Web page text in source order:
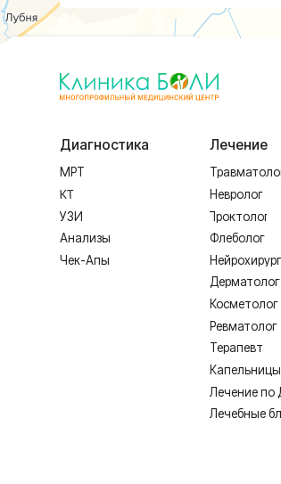
ИМЕЮТСЯ
Лицензия Л041-01128-67/00331765 от
Диагностика
МРТ
УЗИ
Анализы
Лечение
Травматолог и
Проктолог
Флеболог
Косметолог
Ревматолог
Терапевт
Капельницы
Лечение по ДМС